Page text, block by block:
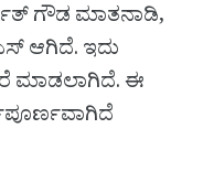
ಗೌಡ ಮಾತನಾಡಿ,
ಆಗಿದೆ. ಇದು
ಮಾಡಲಾಗಿದೆ. ಈ